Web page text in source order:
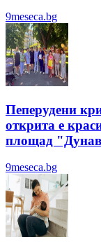
9meseca.bg
Пеперудени
открита е
площад
9meseca.bg